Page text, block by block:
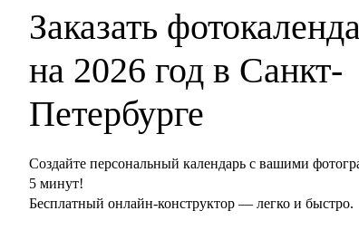
Заказать
на 2026 год в Санкт-
Петербурге
Создайте персональный календарь с вашими
5 минут!
Бесплатный онлайн-конструктор — легко и быстро.